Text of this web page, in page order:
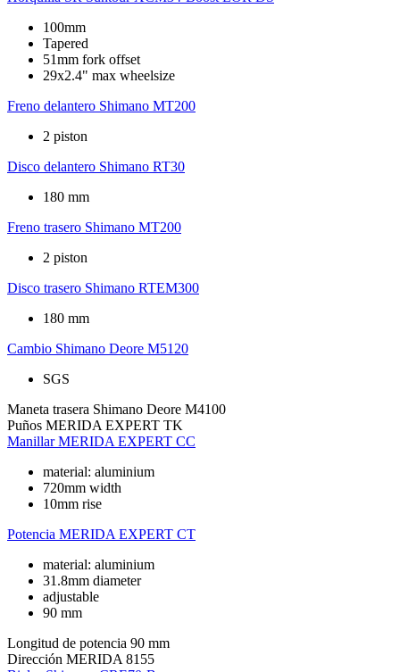
100mm
Tapered
51mm fork offset
29x2.4" max wheelsize
Freno delantero Shimano MT200
2 piston
Disco delantero Shimano RT30
180 mm
Freno trasero Shimano MT200
2 piston
Disco trasero Shimano RTEM300
180 mm
Cambio Shimano Deore M5120
SGS
Maneta trasera Shimano Deore M4100
Puños MERIDA EXPERT TK
Manillar MERIDA EXPERT CC
material: aluminium
720mm width
10mm rise
Potencia MERIDA EXPERT CT
material: aluminium
31.8mm diameter
adjustable
90 mm
Longitud de potencia 90 mm
Dirección MERIDA 8155